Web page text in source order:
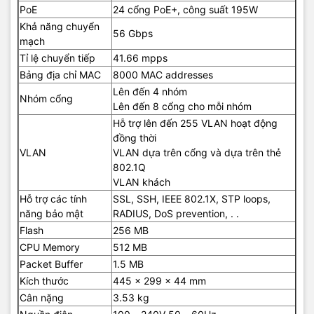
PoE
24 cổng PoE+, công suất 195W
Khả năng chuyển
mạch
56 Gbps
Tỉ lệ chuyển tiếp
41.66 mpps
Bảng địa chỉ MAC
8000 MAC addresses
Nhóm cổng
Lên đến 4 nhóm
Lên đến 8 cổng cho mỗi nhóm
VLAN
Hỗ trợ lên đến 255 VLAN hoạt động
đồng thời
VLAN dựa trên cổng và dựa trên thẻ
802.1Q
VLAN khách
Hỗ trợ các tính
năng bảo mật
SSL, SSH, IEEE 802.1X, STP loops,
RADIUS, DoS prevention, . .
Flash
256 MB
CPU Memory
512 MB
Packet Buffer
1.5 MB
Kích thước
445 x 299 x 44 mm
Cân nặng
3.53 kg